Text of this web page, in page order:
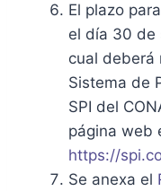
El plazo
el día 30 de
cual deberá
Sistema de
SPI del
página web
https://
Se anexa el